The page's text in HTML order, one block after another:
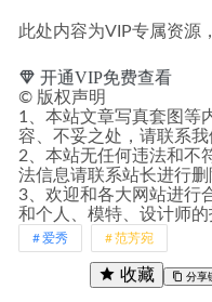
此处内容为VIP专属资源
开通VIP免费查看
© 版权声明
1、本站文章写真套图等
容、不妥之处，请联系我
2、本站无任何违法和不
法信息请联系站长进行删
3、欢迎和各大网站进行
和个人、模特、设计师的
爱秀 范芳宛
收藏 分享